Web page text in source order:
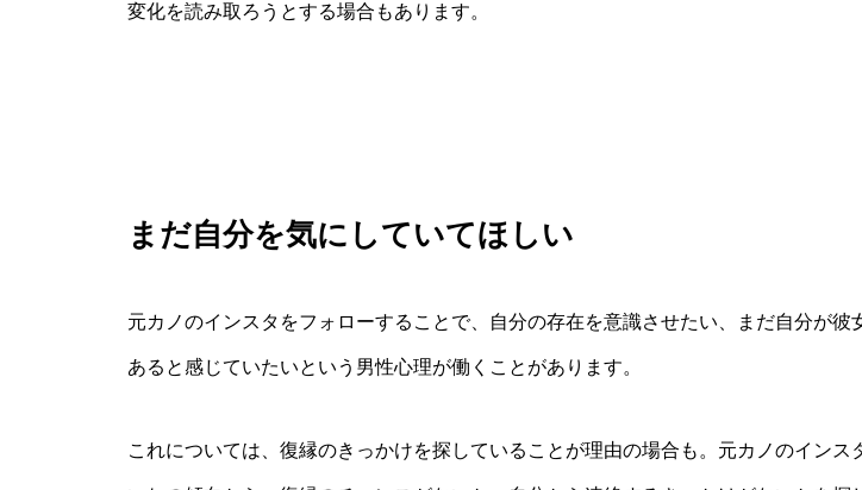
変化を読み取ろうとする場合もあります。
まだ自分を気にしていてほしい
元カノのインスタをフォローすることで、自分の存在を意識させたい、まだ自分が彼
あると感じていたいという男性心理が働くことがあります。
これについては、復縁のきっかけを探していることが理由の場合も。元カノのインス